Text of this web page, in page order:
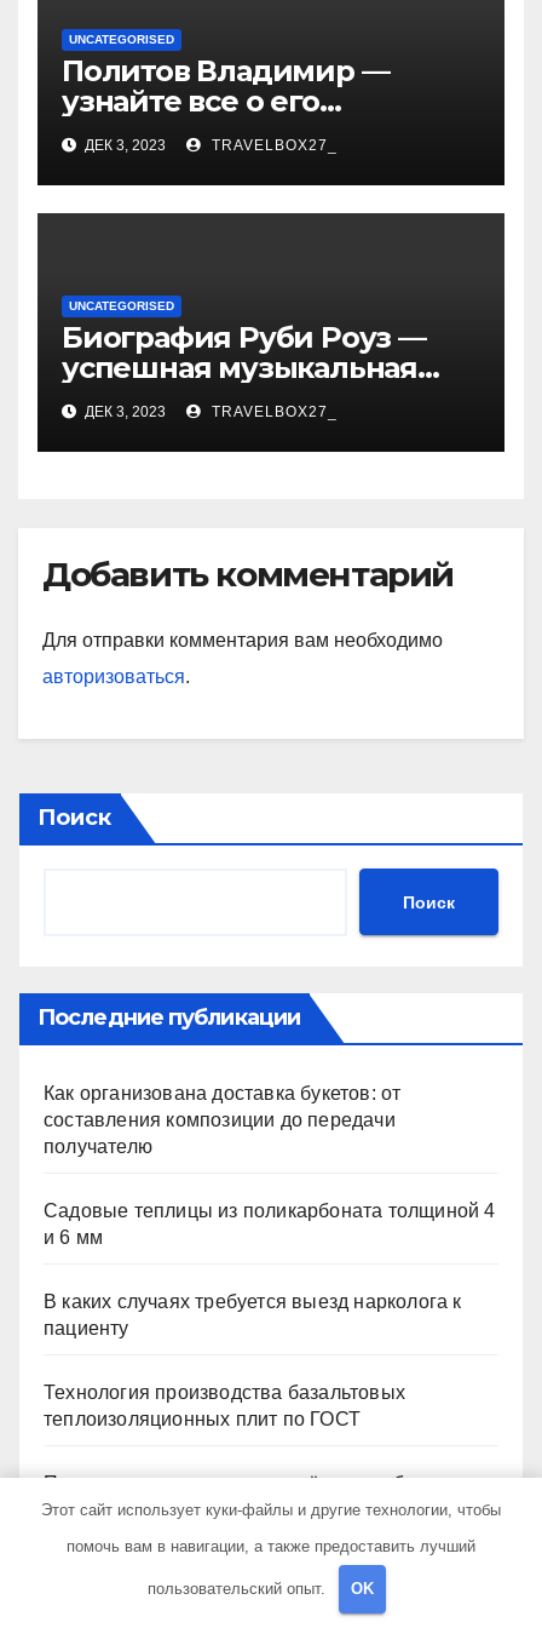
UNCATEGORISED
Политов Владимир —
узнайте все о его
биографии, возрасте и
впечатляющих
достижениях!
ДЕК 3, 2023 TRAVELBOX27_
UNCATEGORISED
Биография Руби Роуз —
успешная музыкальная
карьера, личная жизнь и
знаковые достижения
ДЕК 3, 2023 TRAVELBOX27_
Добавить комментарий
Для отправки комментария вам необходимо
авторизоваться.
Поиск
Поиск
Последние публикации
Как организована доставка букетов: от
составления композиции до передачи
получателю
Садовые теплицы из поликарбоната толщиной 4
и 6 мм
В каких случаях требуется выезд нарколога к
пациенту
Технология производства базальтовых
теплоизоляционных плит по ГОСТ
Принципы размещения удалённых рабочих
столов в Европе
Этот сайт использует куки-файлы и другие технологии, чтобы
помочь вам в навигации, а также предоставить лучший
пользовательский опыт. OK